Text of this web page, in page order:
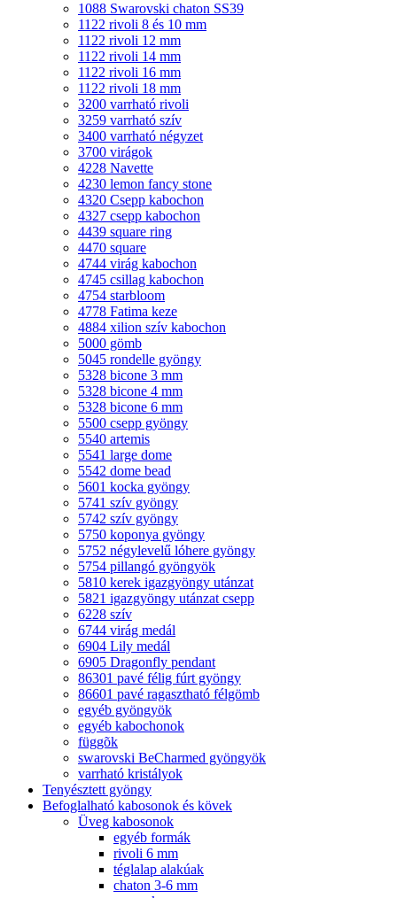
1088 Swarovski chaton SS39
1122 rivoli 8 és 10 mm
1122 rivoli 12 mm
1122 rivoli 14 mm
1122 rivoli 16 mm
1122 rivoli 18 mm
3200 varrható rivoli
3259 varrható szív
3400 varrható négyzet
3700 virágok
4228 Navette
4230 lemon fancy stone
4320 Csepp kabochon
4327 csepp kabochon
4439 square ring
4470 square
4744 virág kabochon
4745 csillag kabochon
4754 starbloom
4778 Fatima keze
4884 xilion szív kabochon
5000 gömb
5045 rondelle gyöngy
5328 bicone 3 mm
5328 bicone 4 mm
5328 bicone 6 mm
5500 csepp gyöngy
5540 artemis
5541 large dome
5542 dome bead
5601 kocka gyöngy
5741 szív gyöngy
5742 szív gyöngy
5750 koponya gyöngy
5752 négylevelű lóhere gyöngy
5754 pillangó gyöngyök
5810 kerek igazgyöngy utánzat
5821 igazgyöngy utánzat csepp
6228 szív
6744 virág medál
6904 Lily medál
6905 Dragonfly pendant
86301 pavé félig fúrt gyöngy
86601 pavé ragasztható félgömb
egyéb gyöngyök
egyéb kabochonok
függõk
swarovski BeCharmed gyöngyök
varrható kristályok
Tenyésztett gyöngy
Befoglalható kabosonok és kövek
Üveg kabosonok
egyéb formák
rivoli 6 mm
téglalap alakúak
chaton 3-6 mm